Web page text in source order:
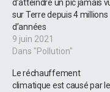
d’atteindre un pic jamais
sur Terre depuis 4 millions
d’années
9 juin 2021
Dans "Pollution"
Le réchauffement
climatique est causé par